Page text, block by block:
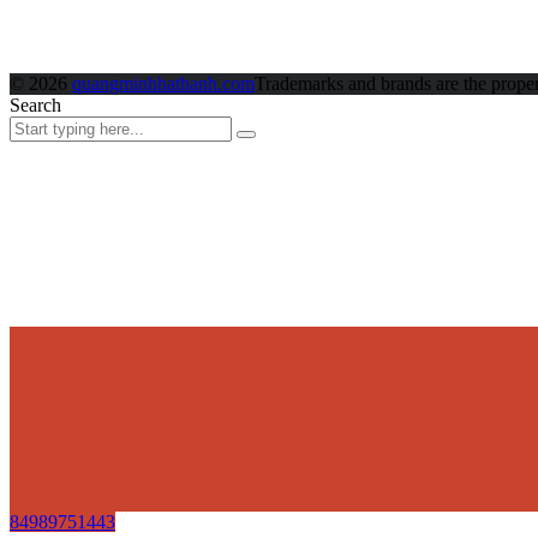
© 2026 quangminhhathanh.comTrademarks and brands are the
Search
84989751443